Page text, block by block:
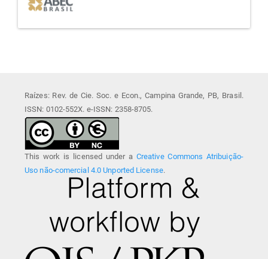
Raízes: Rev. de Cie. Soc. e Econ., Campina Grande, PB, Brasil.
ISSN: 0102-552X. e-ISSN: 2358-8705.
This work is licensed under a Creative Commons Atribuição-
Uso não-comercial 4.0 Unported License.